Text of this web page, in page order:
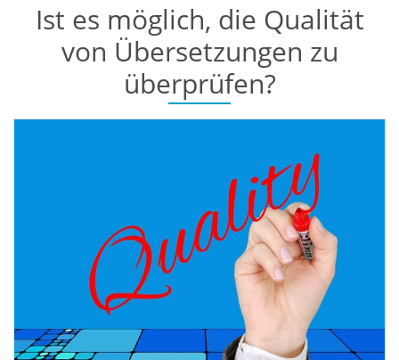
Ist es möglich, die Qualität
von Übersetzungen zu
überprüfen?